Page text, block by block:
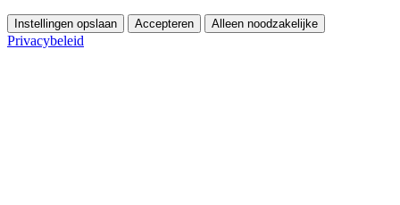
Instellingen opslaan Accepteren Alleen noodzakelijke
Privacybeleid